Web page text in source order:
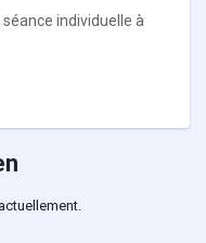
individuelle à